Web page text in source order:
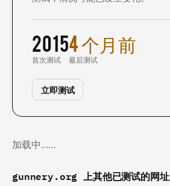
2015
首次测试
4 个月前
最后测试
立即测试
加载中……
gunnery.org 上其他已测试的网址